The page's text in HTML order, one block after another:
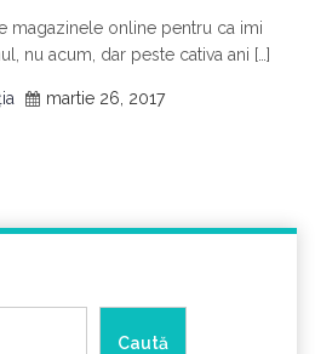
magazinele online pentru ca imi
nu acum, dar peste cativa ani […]
martie 26, 2017
Caută